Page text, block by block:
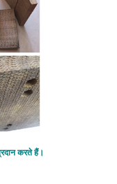
करते हैं।